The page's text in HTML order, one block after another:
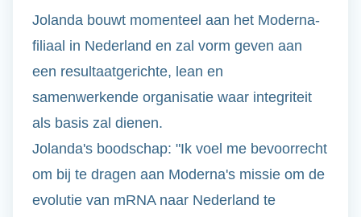
Jolanda bouwt momenteel aan het Moderna-
filiaal in Nederland en zal vorm geven aan
een resultaatgerichte, lean en
samenwerkende organisatie waar integriteit
als basis zal dienen.
Jolanda's boodschap: "Ik voel me bevoorrecht
om bij te dragen aan Moderna's missie om de
evolutie van mRNA naar Nederland te